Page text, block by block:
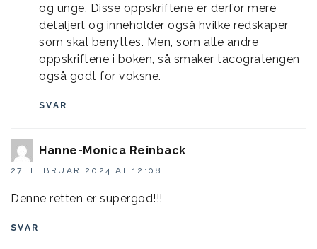
og unge. Disse oppskriftene er derfor mere
detaljert og inneholder også hvilke redskaper
som skal benyttes. Men, som alle andre
oppskriftene i boken, så smaker tacogratengen
også godt for voksne.
SVAR
Hanne-Monica Reinback
27. FEBRUAR 2024 AT 12:08
Denne retten er supergod!!!
SVAR